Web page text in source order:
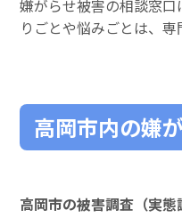
嫌がらせ被害の相談窓
りごとや悩みごとは、専
高岡市内の嫌
高岡市の被害調査（実態